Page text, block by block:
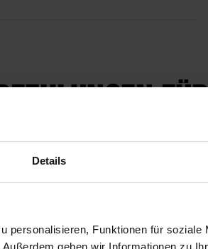
Details
personalisieren, Funktionen für soziale